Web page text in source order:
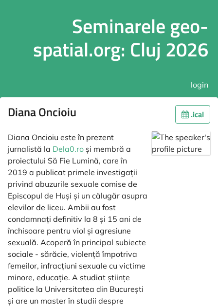
Seminarele geo-
spatial.org: Cluj 2026
login
Diana Oncioiu .ical
Diana Oncioiu este în prezent
jurnalistă la Dela0.ro și membră a
proiectului Să Fie Lumină, care în
2019 a publicat primele investigații
privind abuzurile sexuale comise de
Episcopul de Huși și un călugăr asupra
elevilor de liceu. Ambii au fost
condamnați definitiv la 8 și 15 ani de
închisoare pentru viol și agresiune
sexuală. Acoperă în principal subiecte
sociale - sărăcie, violență împotriva
femeilor, infracțiuni sexuale cu victime
minore, educație. A studiat științe
politice la Universitatea din București
și are un master în studii despre